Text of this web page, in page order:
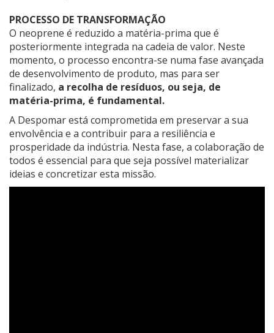
PROCESSO DE TRANSFORMAÇÃO
O neoprene é reduzido a matéria-prima que é
posteriormente integrada na cadeia de valor. Neste
momento, o processo encontra-se numa fase avançada
de desenvolvimento de produto, mas para ser
finalizado, a recolha de resíduos, ou seja, de
matéria-prima, é fundamental.
A Despomar está comprometida em preservar a sua
envolvência e a contribuir para a resiliência e
prosperidade da indústria. Nesta fase, a colaboração de
todos é essencial para que seja possível materializar
ideias e concretizar esta missão.